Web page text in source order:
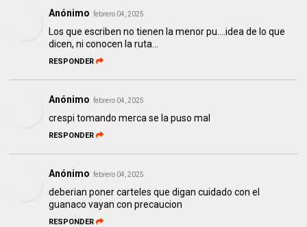
Anónimo febrero 04, 2025
Los que escriben no tienen la menor pu....idea de lo que
dicen, ni conocen la ruta...
RESPONDER
Anónimo febrero 04, 2025
crespi tomando merca se la puso mal
RESPONDER
Anónimo febrero 04, 2025
deberian poner carteles que digan cuidado con el
guanaco vayan con precaucion
RESPONDER